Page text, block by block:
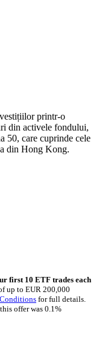
printr-o
din activele fondului,
50, care cuprinde cele
din Hong Kong.
first 10 ETF trades each
up to EUR 200,000
for full details.
offer was 0.1%